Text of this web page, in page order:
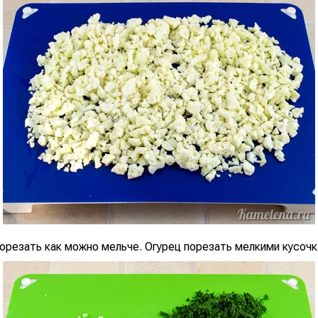
как можно мельче. Огурец порезать мелкими